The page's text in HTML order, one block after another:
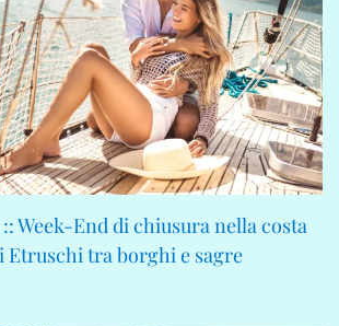
Week-End di chiusura nella costa
Etruschi tra borghi e sagre